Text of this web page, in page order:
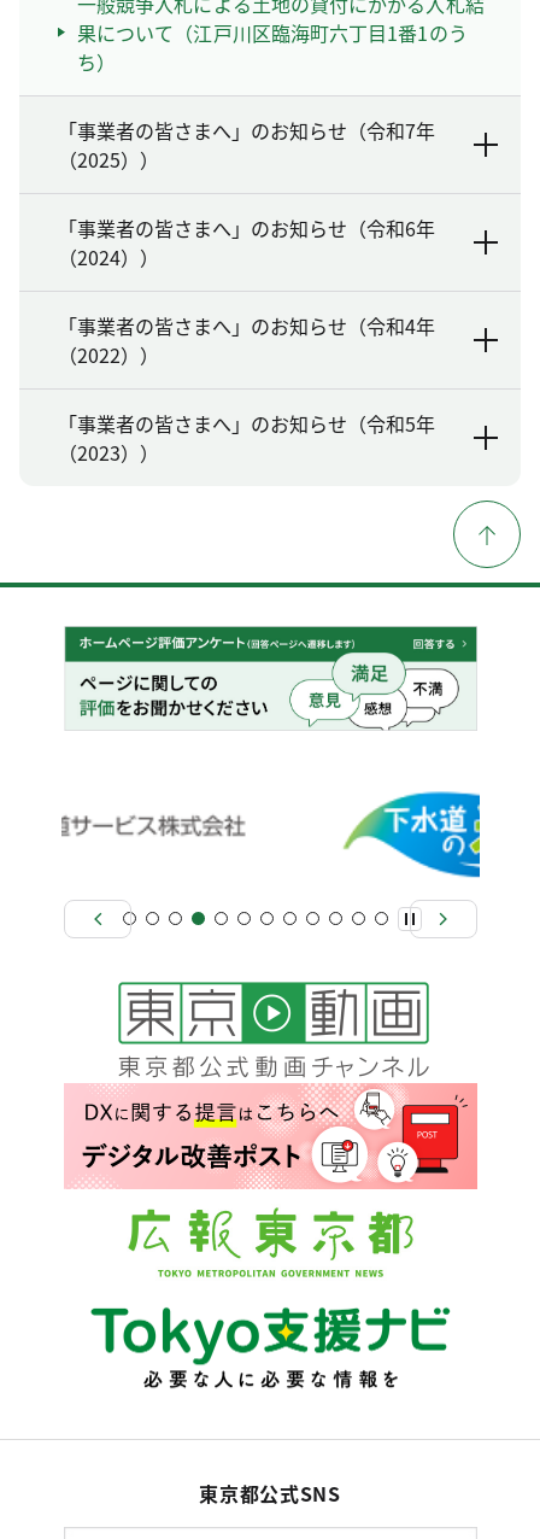
果について（江戸川区臨海町六丁目1番1のう
ち）
「事業者の皆さまへ」のお知らせ（令和7年
（2025））
「事業者の皆さまへ」のお知らせ（令和6年
（2024））
「事業者の皆さまへ」のお知らせ（令和4年
（2022））
「事業者の皆さまへ」のお知らせ（令和5年
（2023））
東京都公式SNS